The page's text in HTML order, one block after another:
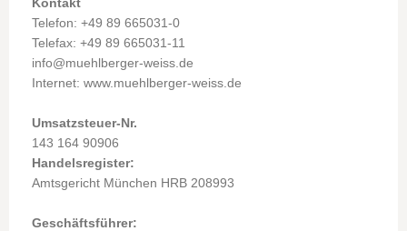
Telefon: +49 89 665031-0
Telefax: +49 89 665031-11
info@muehlberger-weiss.de
Internet: www.muehlberger-weiss.de
Umsatzsteuer-Nr.
143 164 90906
Handelsregister:
Amtsgericht München HRB 208993
Geschäftsführer: